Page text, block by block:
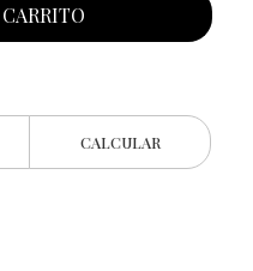
CALCULAR